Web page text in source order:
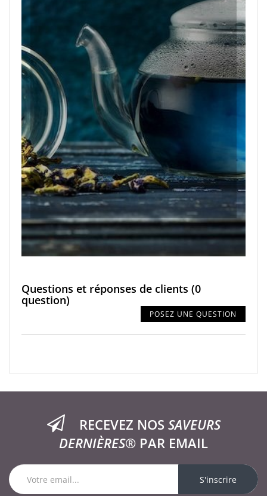
Questions et réponses de clients (0
question)
POSEZ UNE QUESTION
RECEVEZ NOS SAVEURS
DERNIÈRES® PAR EMAIL
S'inscrire